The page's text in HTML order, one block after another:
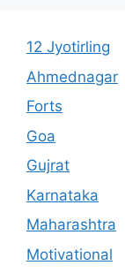
12 Jyotirling
Ahmednagar
Forts
Goa
Gujrat
Karnataka
Maharashtra
Motivational